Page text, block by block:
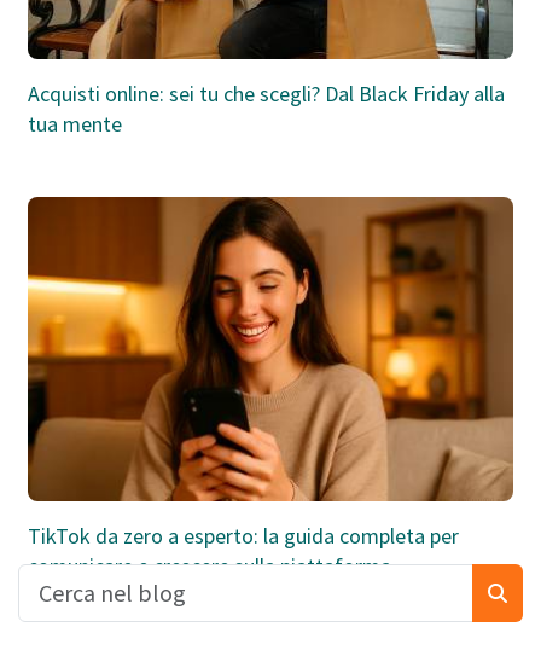
Acquisti online: sei tu che scegli? Dal Black Friday alla
tua mente
TikTok da zero a esperto: la guida completa per
comunicare e crescere sulla piattaforma